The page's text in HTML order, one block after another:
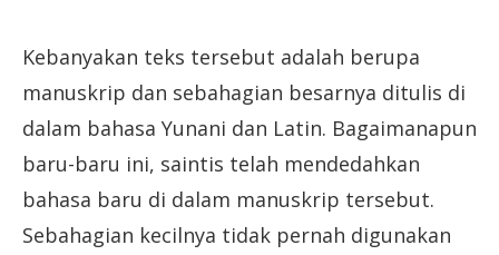
Kebanyakan teks tersebut adalah berupa
manuskrip dan sebahagian besarnya ditulis di
dalam bahasa Yunani dan Latin. Bagaimanapun
baru-baru ini, saintis telah mendedahkan
bahasa baru di dalam manuskrip tersebut.
Sebahagian kecilnya tidak pernah digunakan